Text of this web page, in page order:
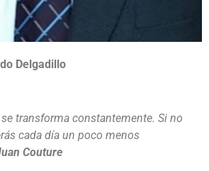
Delgadillo
transforma constantemente. Si no
cada día un poco menos
Couture